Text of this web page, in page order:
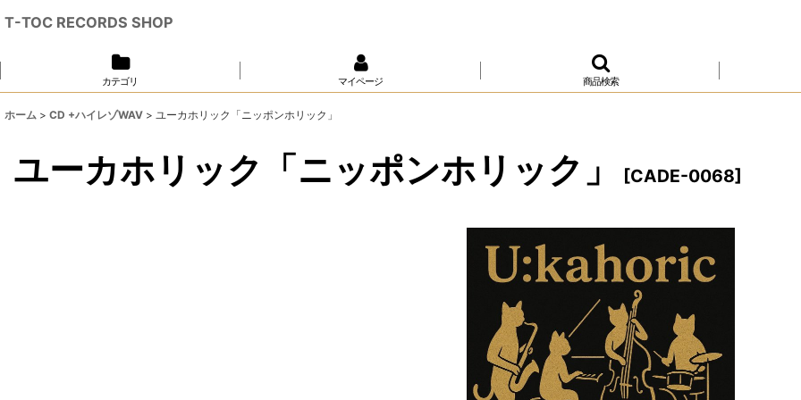
T-TOC RECORDS SHOP
カテゴリ マイページ 商品検索
ホーム > CD +ハイレゾWAV > ユーカホリック「ニッポンホリック」
ユーカホリック「ニッポンホリック」 [CADE-0068]